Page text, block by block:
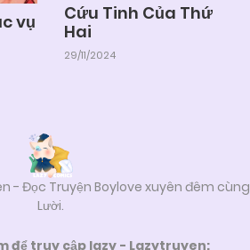
vụ
Cứu Tinh Của Thứ
Hai
29/11/2024
- Đọc Truyện Boylove xuyên đêm cùng
Lười.
để truy cập lazy - Lazytruyen: